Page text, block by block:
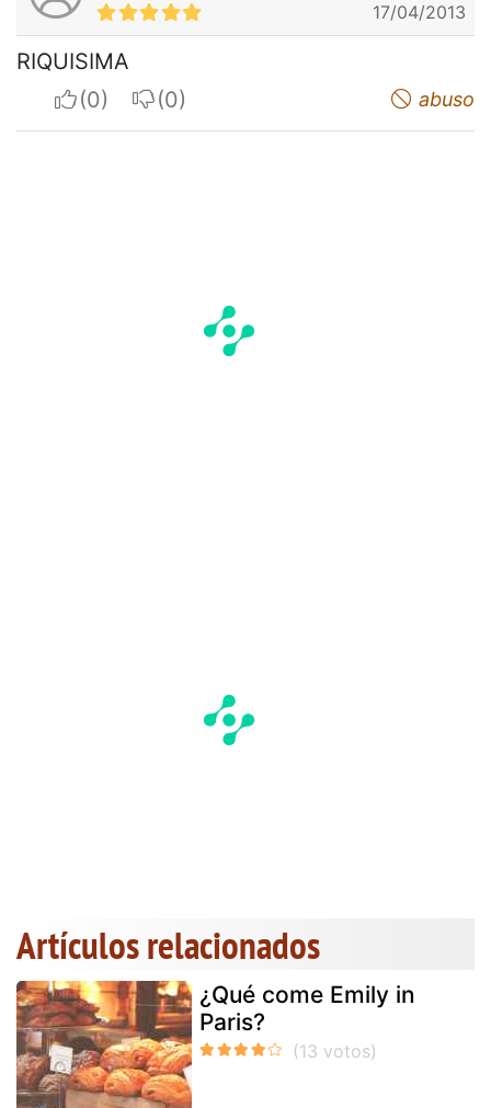
17/04/2013
RIQUISIMA
I apreciateI do not appreciate abuso
Artículos relacionados
¿Qué come Emily in
Paris?